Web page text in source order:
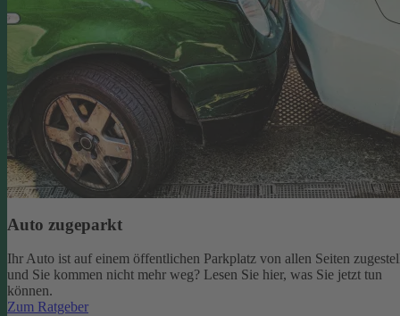
Auto zugeparkt
Ihr Auto ist auf einem öffentlichen Parkplatz von allen Seiten
und Sie kommen nicht mehr weg? Lesen Sie hier, was Sie jetzt tun
können.
Zum Ratgeber